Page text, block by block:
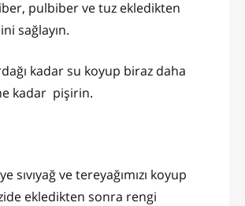
pulbiber ve tuz ekledikten
sağlayın.
kadar su koyup biraz daha
kadar pişirin.
sıvıyağ ve tereyağımızı koyup
ekledikten sonra rengi